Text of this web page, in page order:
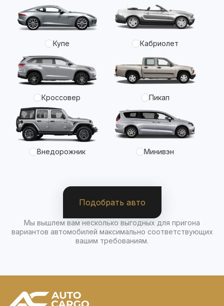
Купе Кабриолет
Кроссовер Пикап
Внедорожник Минивэн
Подобрать авто
Мы вышлем вам несколько выгодных для пригона
вариантов автомобилей максимально соответствующих
вашим требованиям.